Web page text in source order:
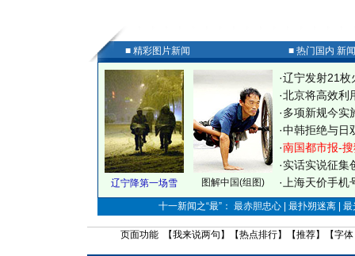
■ 精彩图片新闻 ■ 热门国内 新
辽宁降第一场雪 图解中国(组图)
·辽宁发射21枚
·北京将高效利
·多项新规今实
·中韩拒绝与日
·南国都市报-
·实话实说征集
· 上海天价手
十一新闻之“最”： 最赤胆忠心 | 最扑朔迷离 |
页面功能 【我来说两句 】【热点排行】【推荐】【字体